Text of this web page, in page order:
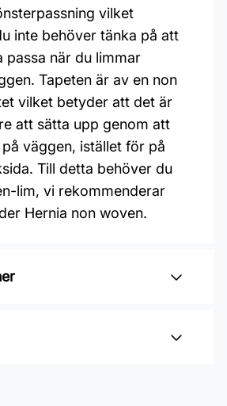
vilket
inte behöver tänka på att
passa när du limmar
Tapeten är av en non
vilket betyder att det är
att sätta upp genom att
väggen, istället för på
Till detta behöver du
lim, vi rekommenderar
Hernia non woven.
Midbec Tapeter